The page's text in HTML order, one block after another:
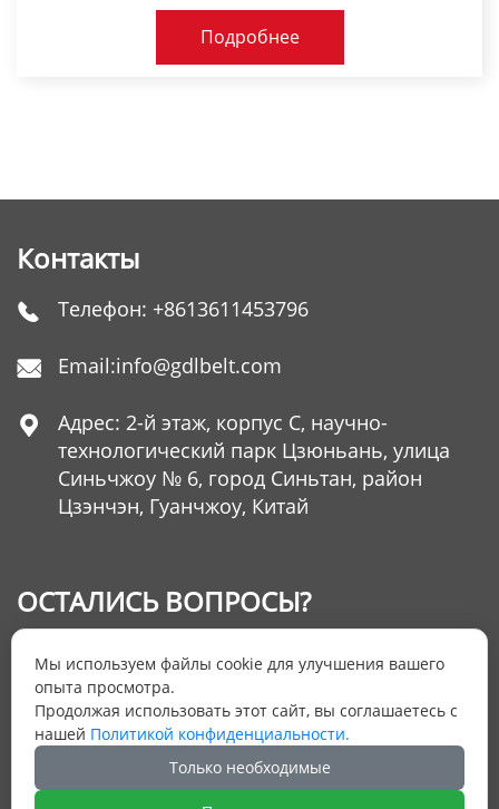
Подробнее
Контакты
 Телефон: +8613611453796
 Email:info@gdlbelt.com

Адрес: 2-й этаж, корпус C, научно-
технологический парк Цзюньань, улица
Синьчжоу № 6, город Синьтан, район
Цзэнчэн, Гуанчжоу, Китай
ОСТАЛИСЬ ВОПРОСЫ?
ответим на них
ОТПРАВИТЬ ЗАЯВКУ
Мы используем файлы cookie для улучшения вашего
опыта просмотра.
Продолжая использовать этот сайт, вы соглашаетесь с
нашей Политикой конфиденциальности.
Только необходимые